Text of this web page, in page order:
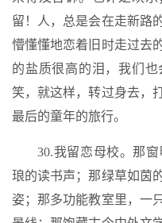
留！人，总是会在走新路
懵懂懂地恋着旧时走过去
的盐质很高的泪，我们
笑，就这样，转过身去，
最后的童年的旅行。
30.我留恋母校。那
琅的读书声；那绿草如茵
姿；那多功能教室里，一